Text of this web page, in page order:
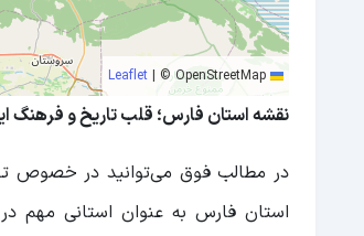
| © OpenStreetMap
نقشه استان فارس؛ قلب تاریخ و فرهنگ
در مطالب فوق می‌توانید در خصوص
استان فارس به عنوان استانی مهم